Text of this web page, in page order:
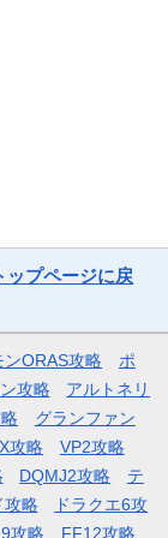
プページに戻
ンORAS攻略
ポ
攻略
アルトネリ
グランファン
攻略
VP2攻略
DQMJ2攻略
テ
攻略
ドラクエ6攻
攻略 FF12攻略